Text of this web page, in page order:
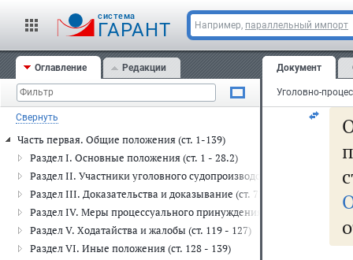
cистема
ГАРАНТ Например, параллельный импорт
Оглавление Редакции
Свернуть
Часть первая. Общие положения (ст. 1-139)
Раздел I. Основные положения (ст. 1 - 28.2)
Раздел II. Участники уголовного судопроизводства (ст. 29 - 72)
Раздел III. Доказательства и доказывание (ст. 73 - 90)
Раздел IV. Меры процессуального принуждения (ст. 91 - 118)
Раздел V. Ходатайства и жалобы (ст. 119 - 127)
Раздел VI. Иные положения (ст. 128 - 139)
Документ